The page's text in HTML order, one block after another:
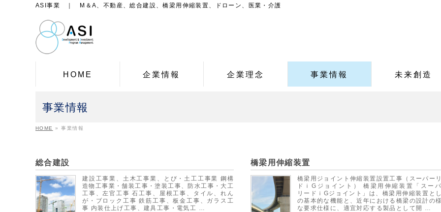
ASI事業 ｜ M＆A、不動産、総合建設、橋梁用伸縮装置、ドローン、医業・介護
HOME 企業情報 企業理念 事業情報 未来創造
事業情報
HOME » 事業情報
総合建設
建設工事業、土木工事業、とび・土工工事業 鋼構
造物工事業・舗装工事・塗装工事、防水工事・大工
工事、左官工事 石工事、屋根工事、タイル、れん
が・ブロック工事 鉄筋工事、板金工事、ガラス工
事 内装仕上げ工事、建具工事・電気工 …
橋梁用伸縮装置
橋梁用ジョイント伸縮装置設置工事（スーパー
ドｉGジョイント） 橋梁用伸縮装置「スー
リードｉGジョイント」は、橋梁用伸縮装置と
の基本的な機能と、近年における橋梁の設計の
な要求仕様に、適宜対応する製品として開 …